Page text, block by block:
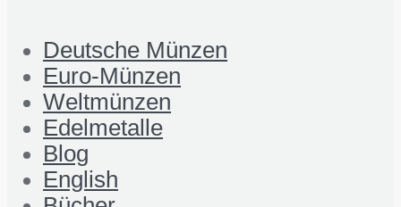
Deutsche Münzen
Euro-Münzen
Weltmünzen
Edelmetalle
Blog
English